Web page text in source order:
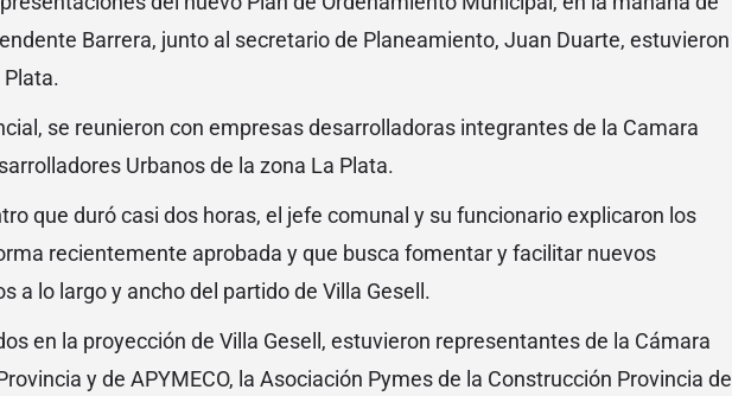
Barrera, junto al secretario de Planeamiento, Juan Duarte, estuvieron
Plata.
se reunieron con empresas desarrolladoras integrantes de la Camara
Urbanos de la zona La Plata.
que duró casi dos horas, el jefe comunal y su funcionario explicaron los
recientemente aprobada y que busca fomentar y facilitar nuevos
a lo largo y ancho del partido de Villa Gesell.
en la proyección de Villa Gesell, estuvieron representantes de la Cámara
y de APYMECO, la Asociación Pymes de la Construcción Provincia de